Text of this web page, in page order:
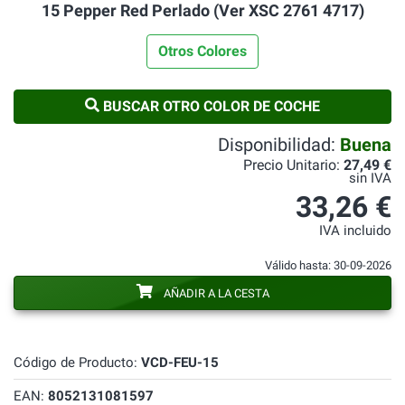
15 Pepper Red Perlado (Ver XSC 2761 4717)
Otros Colores
BUSCAR OTRO COLOR DE COCHE
Código de Producto: VCD-FEU-15
EAN: 8052131081597
Disponibilidad: Buena
Precio Unitario: 27,49 €
sin IVA
33,26 €
IVA incluido
Válido hasta: 30-09-2026
AÑADIR A LA CESTA